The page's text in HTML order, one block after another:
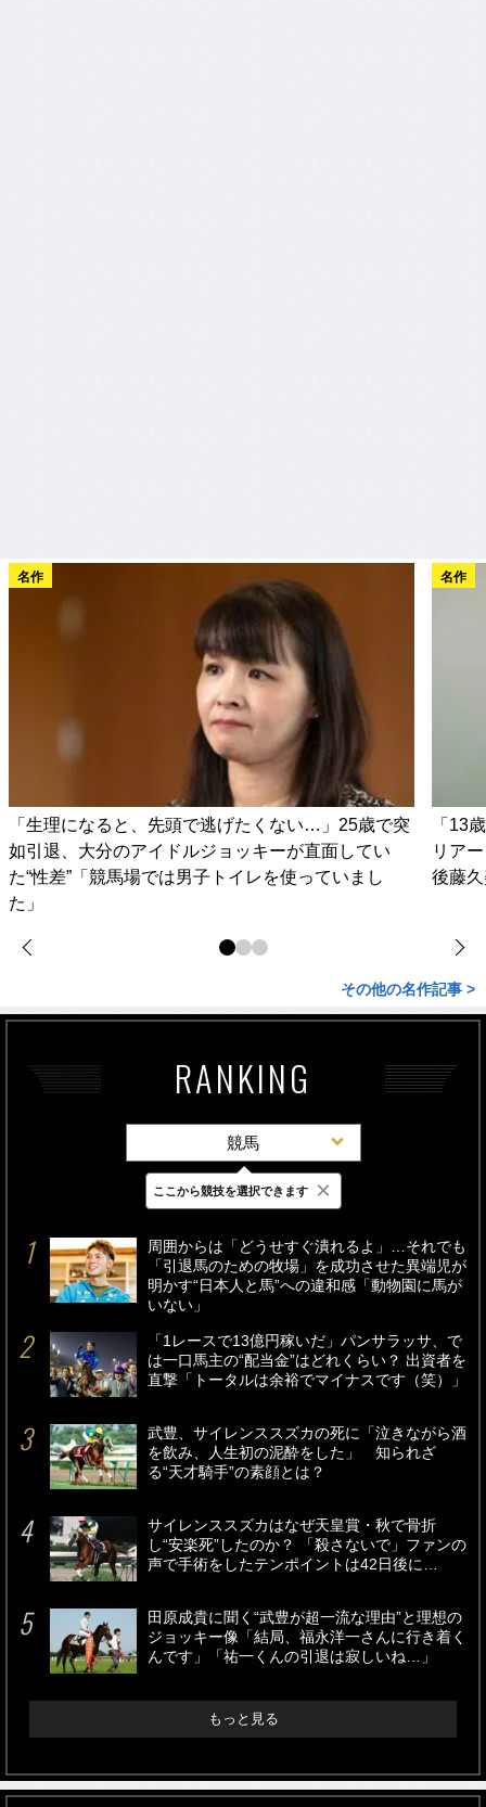
名作
「生理になると、先頭で逃げたくない…」25歳で突
如引退、大分のアイドルジョッキーが直面してい
た“性差”「競馬場では男子トイレを使っていまし
た」
名作
「13
リア
後藤
その他の名作記事 >
RANKING
競馬
最新 24時間 週間
周囲からは「どうせすぐ潰れるよ」…それでも
「引退馬のための牧場」を成功させた異端児が
明かす“日本人と馬”への違和感「動物園に馬が
いない」
「1レースで13億円稼いだ」パンサラッサ、で
は一口馬主の“配当金”はどれくらい？ 出資者を
直撃「トータルは余裕でマイナスです（笑）」
武豊、サイレンススズカの死に「泣きながら酒
を飲み、人生初の泥酔をした」 知られざ
る“天才騎手”の素顔とは？
サイレンススズカはなぜ天皇賞・秋で骨折
し“安楽死”したのか？ 「殺さないで」ファンの
声で手術をしたテンポイントは42日後に…
田原成貴に聞く“武豊が超一流な理由”と理想の
ジョッキー像「結局、福永洋一さんに行き着く
んです」「祐一くんの引退は寂しいね…」
もっと見る
ここから競技を選択できます ×